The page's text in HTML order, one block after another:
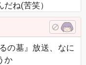
ね(苦笑）
の墓』放送、なに
か